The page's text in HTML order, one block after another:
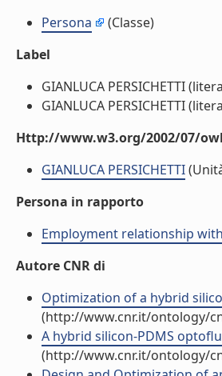
Persona
(Classe)
Label
GIANLUCA PERSICHETTI
GIANLUCA PERSICHETTI
Http://www.w3.org/2002/07/
GIANLUCA PERSICHETTI
Persona in rapporto
Employment relationship with
Autore CNR di
Optimization of a hybrid
(http://www.cnr.it/ontology/
A hybrid silicon-PDMS
(http://www.cnr.it/ontology/